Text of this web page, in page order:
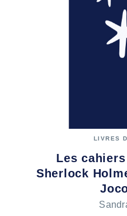
LIVRES
Les
Sherlock